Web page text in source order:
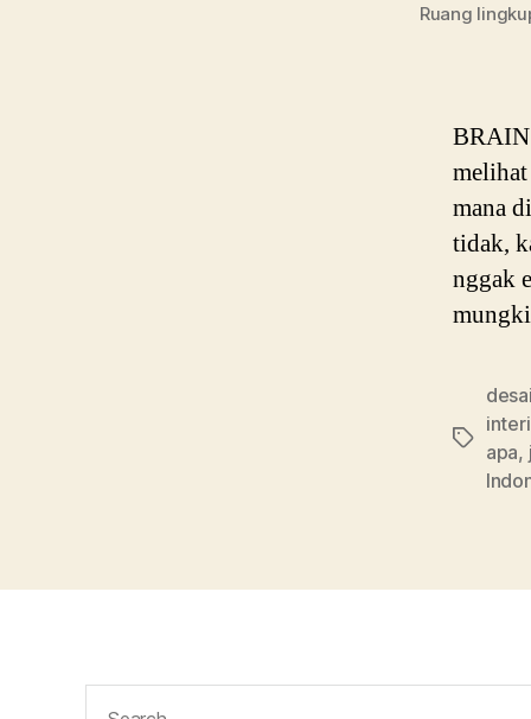
Ruang
BRAIN
mana
tidak,
nggak
Tags apa,